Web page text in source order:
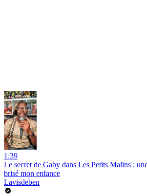
1:39
Le secret de Gaby dans Les Petits Malins :
brisé mon enfance
Lavisdeben